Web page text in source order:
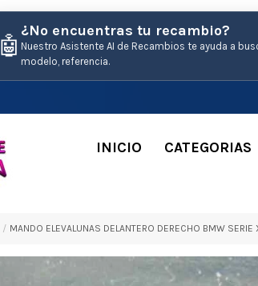
🤖
¿No encuentras tu recambio?
Nuestro Asistente AI de Recambios te ayuda a
modelo, referencia.
INICIO CATEGORIAS
MANDO ELEVALUNAS DELANTERO DERECHO BMW